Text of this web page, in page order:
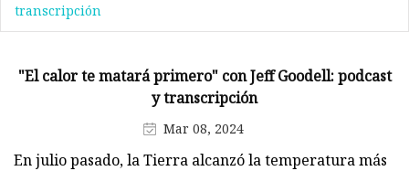
transcripción
"El calor te matará primero" con Jeff Goodell: podcast
y transcripción
Mar 08, 2024
En julio pasado, la Tierra alcanzó la temperatura más